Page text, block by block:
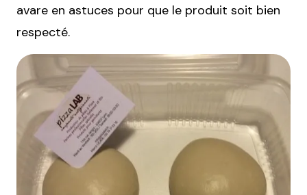
avare en astuces pour que le produit soit bien
respecté.